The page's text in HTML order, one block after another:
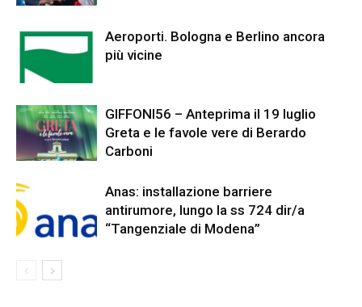
Aeroporti. Bologna e Berlino ancora
più vicine
GIFFONI56 – Anteprima il 19 luglio
Greta e le favole vere di Berardo
Carboni
Anas: installazione barriere
antirumore, lungo la ss 724 dir/a
“Tangenziale di Modena”